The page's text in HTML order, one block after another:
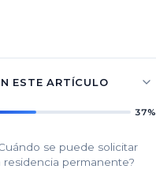
ESTE ARTÍCULO
37%
se puede solicitar
residencia permanente?